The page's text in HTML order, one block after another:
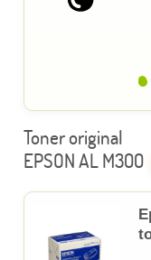
Toner original
EPSON AL M300